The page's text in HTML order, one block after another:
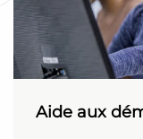
Aide aux